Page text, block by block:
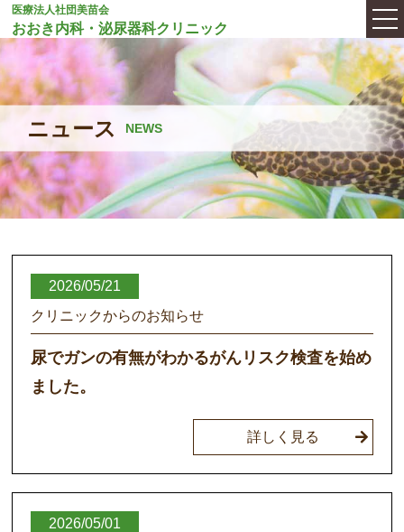
医療法人社団美苗会
おおき内科・泌尿器科クリニック
ニュース NEWS
2026/05/21
クリニックからのお知らせ
尿でガンの有無がわかるがんリスク検査を始め
ました。
詳しく見る
2026/05/01